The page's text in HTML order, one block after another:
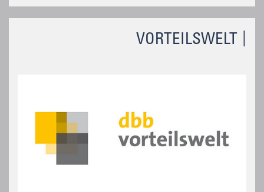
VORTEILSWELT